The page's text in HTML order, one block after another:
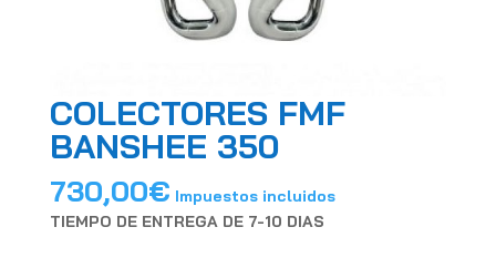
COLECTORES FMF
BANSHEE 350
730,00€ Impuestos incluidos
TIEMPO DE ENTREGA DE 7-10 DIAS